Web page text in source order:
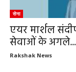
सेना
एयर मार्शल
सेवाओं के अगले...
Rakshak News